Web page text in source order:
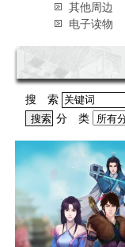
其他周边
电子读物
搜 索
分 类